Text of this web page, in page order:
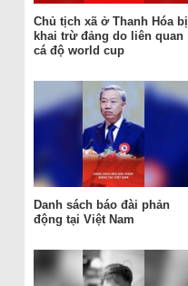
Chủ tịch xã ở Thanh Hóa bị
khai trừ đảng do liên quan
cá độ world cup
Danh sách báo đài phản
động tại Việt Nam